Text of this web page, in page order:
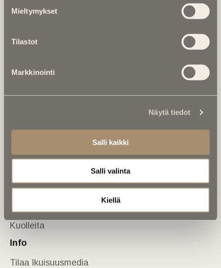
Mieltymykset
Tilastot
Markkinointi
Näytä tiedot
Salli kaikki
Salli valinta
Kiellä
Ikuisuusmedia
valtakunnallinen mediabrändi. Julkaisemme uusimmat
kuolinuutiset ja kuolintiedot.
Anna palautetta
Muistokirjoituksia
Kuolema koskettaa
Asiantuntijoilta
Kuolleita
Info
Tilaa Ikuisuusmedia